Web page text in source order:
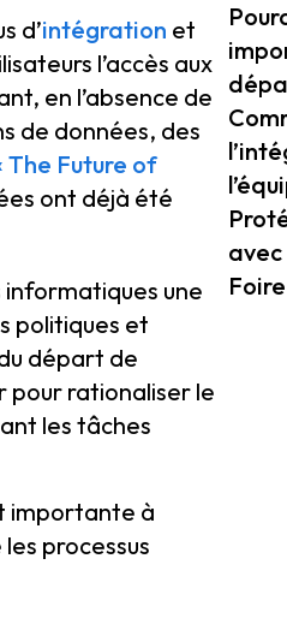
d’intégration et
l’accès aux
en l’absence de
de données, des
The Future of
ont déjà été
une
politiques et
départ de
pour rationaliser le
les tâches
importante à
processus